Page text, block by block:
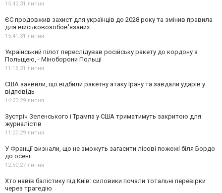
15:42,31 липня
ЄС продовжив захист для українців до 2028 року та змінив правила
для військовозобов'язаних
15:41,31 липня
Український пілот переслідував російську ракету до кордону з
Польщею, - Міноборони Польщі
11:15,31 липня
США заявили, що відбили ракетну атаку Ірану та завдали ударів у
відповідь
14:23,29 липня
Зустріч Зеленського і Трампа у США триматимуть закритою для
журналістів
11:20,29 липня
У Франції визнали, що не зможуть загасити лісові пожежі біля Бордо
до осені
12:50,27 липня
Хто навів балістику під Київ: силовики почали тотальні перевірки
через трагедію